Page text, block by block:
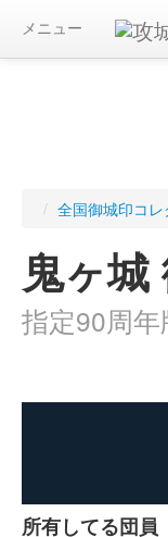
メニュー
/ 全国御城印コレ
鬼ヶ城
指定90周年
所有してる団員